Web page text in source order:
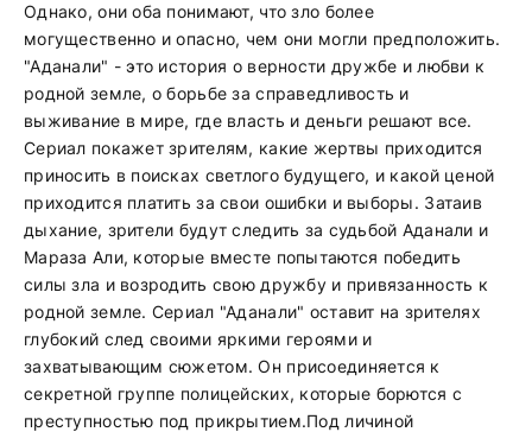
Однако, они оба понимают, что зло более
могущественно и опасно, чем они могли предположить.
"Аданали" - это история о верности дружбе и любви к
родной земле, о борьбе за справедливость и
выживание в мире, где власть и деньги решают все.
Сериал покажет зрителям, какие жертвы приходится
приносить в поисках светлого будущего, и какой ценой
приходится платить за свои ошибки и выборы. Затаив
дыхание, зрители будут следить за судьбой Аданали и
Мараза Али, которые вместе попытаются победить
силы зла и возродить свою дружбу и привязанность к
родной земле. Сериал "Аданали" оставит на зрителях
глубокий след своими яркими героями и
захватывающим сюжетом. Он присоединяется к
секретной группе полицейских, которые борются с
преступностью под прикрытием.Под личиной